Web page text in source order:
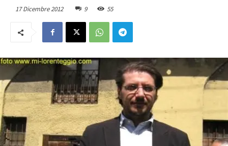
17 Dicembre 2012 9 55